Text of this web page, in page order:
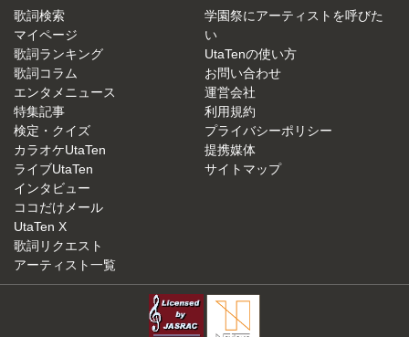
歌詞検索
マイページ
歌詞ランキング
歌詞コラム
エンタメニュース
特集記事
検定・クイズ
カラオケUtaTen
ライブUtaTen
インタビュー
ココだけメール
UtaTen X
歌詞リクエスト
アーティスト一覧
学園祭にアーティストを呼びた
い
UtaTenの使い方
お問い合わせ
運営会社
利用規約
プライバシーポリシー
提携媒体
サイトマップ